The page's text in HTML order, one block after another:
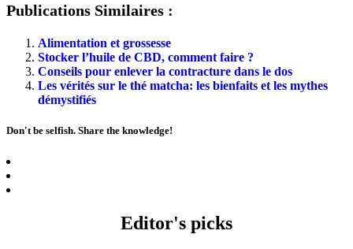
Publications Similaires :
Alimentation et grossesse
Stocker l’huile de CBD, comment faire ?
Conseils pour enlever la contracture dans le dos
Les vérités sur le thé matcha: les bienfaits et les mythes
démystifiés
Don't be selfish. Share the knowledge!
Editor's picks